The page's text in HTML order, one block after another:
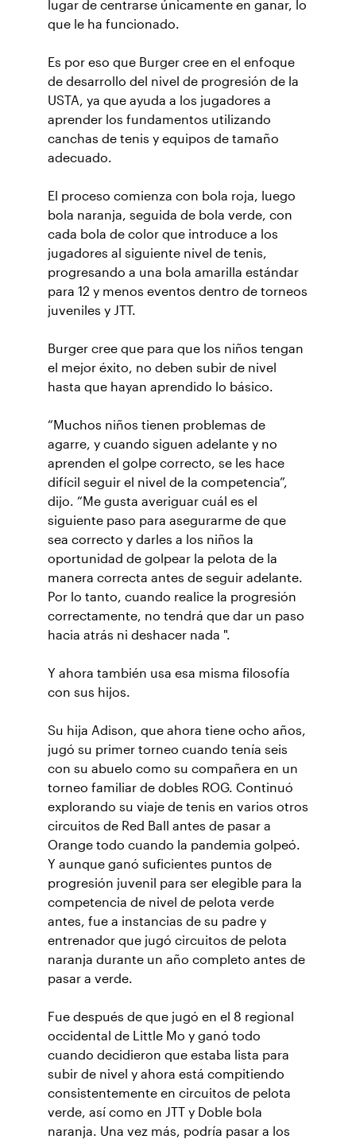
lugar de centrarse únicamente en ganar, lo
que le ha funcionado.
Es por eso que Burger cree en el enfoque
de desarrollo del nivel de progresión de la
USTA, ya que ayuda a los jugadores a
aprender los fundamentos utilizando
canchas de tenis y equipos de tamaño
adecuado.
El proceso comienza con bola roja, luego
bola naranja, seguida de bola verde, con
cada bola de color que introduce a los
jugadores al siguiente nivel de tenis,
progresando a una bola amarilla estándar
para 12 y menos eventos dentro de torneos
juveniles y JTT.
Burger cree que para que los niños tengan
el mejor éxito, no deben subir de nivel
hasta que hayan aprendido lo básico.
“Muchos niños tienen problemas de
agarre, y cuando siguen adelante y no
aprenden el golpe correcto, se les hace
difícil seguir el nivel de la competencia”,
dijo. “Me gusta averiguar cuál es el
siguiente paso para asegurarme de que
sea correcto y darles a los niños la
oportunidad de golpear la pelota de la
manera correcta antes de seguir adelante.
Por lo tanto, cuando realice la progresión
correctamente, no tendrá que dar un paso
hacia atrás ni deshacer nada ".
Y ahora también usa esa misma filosofía
con sus hijos.
Su hija Adison, que ahora tiene ocho años,
jugó su primer torneo cuando tenía seis
con su abuelo como su compañera en un
torneo familiar de dobles ROG. Continuó
explorando su viaje de tenis en varios otros
circuitos de Red Ball antes de pasar a
Orange todo cuando la pandemia golpeó.
Y aunque ganó suficientes puntos de
progresión juvenil para ser elegible para la
competencia de nivel de pelota verde
antes, fue a instancias de su padre y
entrenador que jugó circuitos de pelota
naranja durante un año completo antes de
pasar a verde.
Fue después de que jugó en el 8 regional
occidental de Little Mo y ganó todo
cuando decidieron que estaba lista para
subir de nivel y ahora está compitiendo
consistentemente en circuitos de pelota
verde, así como en JTT y Doble bola
naranja. Una vez más, podría pasar a los